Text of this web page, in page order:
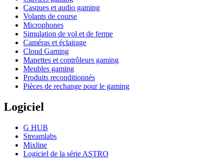
Casques et audio gaming
Volants de course
Microphones
Simulation de vol et de ferme
Caméras et éclairage
Cloud Gaming
Manettes et contrôleurs gaming
Meubles gaming
Produits reconditionnés
Pièces de rechange pour le gaming
Logiciel
G HUB
Streamlabs
Mixline
Logiciel de la série ASTRO